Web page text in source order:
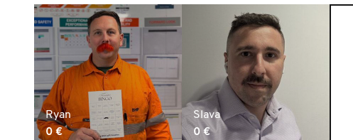
Ryan
0 €
Slava
0 €